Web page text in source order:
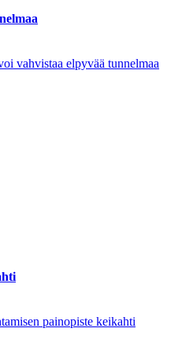
vahvistaa elpyvää tunnelmaa
painopiste keikahti